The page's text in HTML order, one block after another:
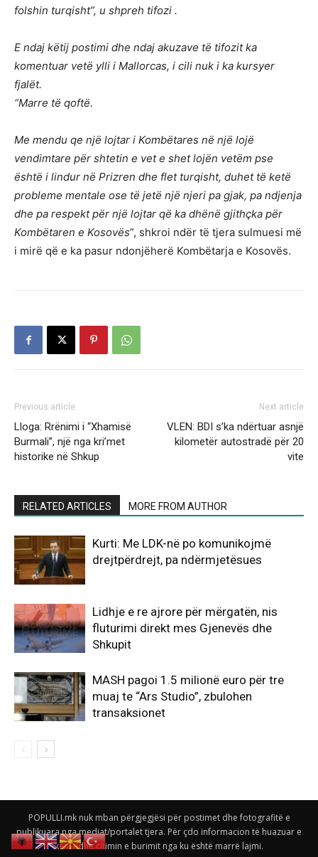
folshin turqisht”, u shpreh tifozi .
E ndaj këtij postimi dhe ndaj akuzave të tifozit ka
komentuar vetë ylli i Mallorcas, i cili nuk i ka kursyer
fjalët.
“Marre të qoftë.
Me mendu qe një lojtar i Kombëtares në një lojë
vendimtare për shtetin e vet e shet lojën vetëm pse
është i lindur në Prizren dhe flet turqisht, duhet të ketë
probleme mentale ose të jetë një njeri pa gjak, pa ndjenja
dhe pa respekt për një lojtar që ka dhënë gjithçka për
Kombëtaren e Kosovës”, shkroi ndër të tjera sulmuesi më
i mirë që e ka pasur ndonjëherë Kombëtarja e Kosovës.
Previous article
Lloga: Rrënimi i “Xhamisë
Burmali”, një nga kri’met
historike në Shkup
Next article
VLEN: BDI s’ka ndërtuar asnjë
kilometër autostradë për 20
vite
RELATED ARTICLES MORE FROM AUTHOR
Kurti: Me LDK-në po komunikojmë
drejtpërdrejt, pa ndërmjetësues
Lidhje e re ajrore për mërgatën, nis
fluturimi direkt mes Gjenevës dhe
Shkupit
MASH pagoi 1.5 milionë euro për tre
muaj te “Ars Studio”, zbulohen
transaksionet
POPULLI.mk nuk mban përgjegjësi për postimet dhe fotografitë e
publikuara nga mediat/portalet tjera. Për çdo informacion të huazuar e
keni edhe citimin e burimit nga ku është marrë lajmi.